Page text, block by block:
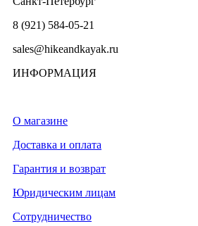
8 (921) 584-05-21
sales@hikeandkayak.ru
ИНФОРМАЦИЯ
О магазине
Доставка и оплата
Гарантия и возврат
Юридическим лицам
Сотрудничество